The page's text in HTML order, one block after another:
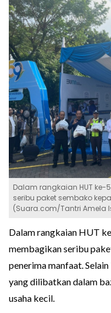
Dalam rangkaian HUT ke-
seribu paket sembako
(Suara.com/Tantri Amela
Dalam rangkaian HUT
membagikan seribu
penerima manfaat.
yang dilibatkan dalam
usaha kecil.